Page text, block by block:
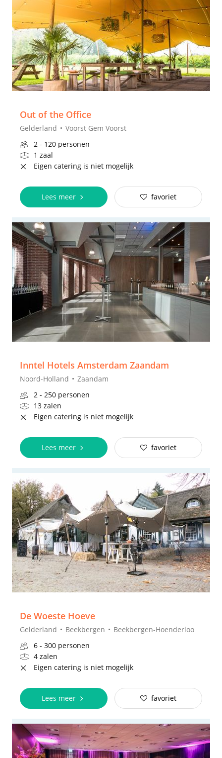
Out of the Office
Gelderland
Voorst Gem Voorst
2 - 120 personen
1 zaal
Eigen catering is niet mogelijk
Lees meer favoriet
Inntel Hotels Amsterdam Zaandam
Noord-Holland
Zaandam
2 - 250 personen
13 zalen
Eigen catering is niet mogelijk
Lees meer favoriet
De Woeste Hoeve
Gelderland Beekbergen
Beekbergen-Hoenderloo
6 - 300 personen
4 zalen
Eigen catering is niet mogelijk
Lees meer favoriet